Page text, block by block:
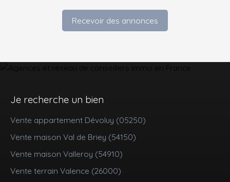
Recevoir des annonces
Je recherche un bien
Vente appartement Dévoluy (05250)
Vente maison Val de Briey (54150)
Vente maison Valleroy (54910)
Vente terrain Valence (26000)